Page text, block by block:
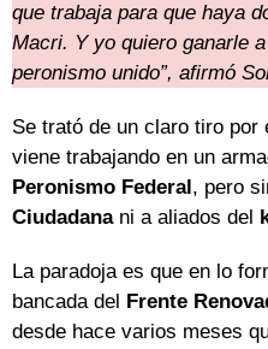
que trabaja para que haya
Macri. Y yo quiero ganarle
peronismo unido”, afirmó
Se trató de un claro tiro por
viene trabajando en un
Peronismo Federal, pero
Ciudadanani a aliados del
La paradoja es que en lo
bancada del Frente
desde hace varios meses